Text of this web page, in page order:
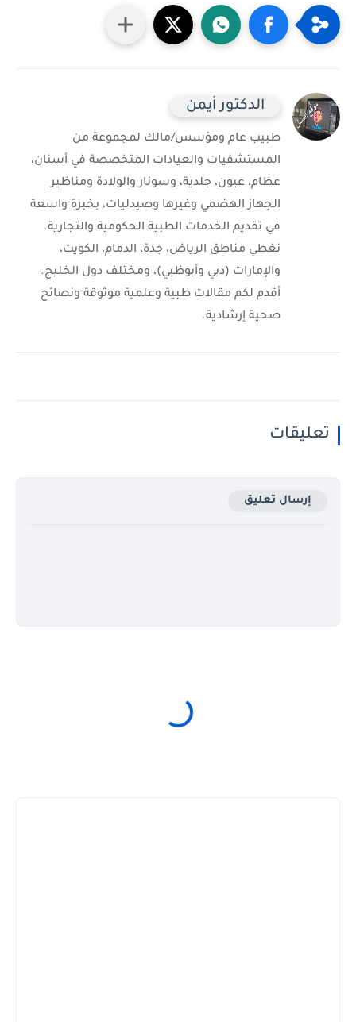
الدكتور أيمن
طبيب عام ومؤسس/مالك لمجموعة من
المستشفيات والعيادات المتخصصة في أسنان،
عظام، عيون، جلدية، وسونار والولادة ومناظير
الجهاز الهضمي وغيرها وصيدليات، بخبرة واسعة
في تقديم الخدمات الطبية الحكومية والتجارية.
نغطي مناطق الرياض، جدة، الدمام، الكويت،
والإمارات (دبي وأبوظبي)، ومختلف دول الخليج.
أقدم لكم مقالات طبية وعلمية موثوقة ونصائح
صحية إرشادية.
تعليقات
إرسال تعليق